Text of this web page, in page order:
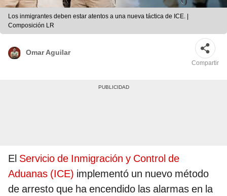
Los inmigrantes deben estar atentos a una nueva táctica de ICE. |
Composición LR
Omar Aguilar
Compartir
El Servicio de Inmigración y Control de
Aduanas (ICE) implementó un nuevo método
de arresto que ha encendido las alarmas en la